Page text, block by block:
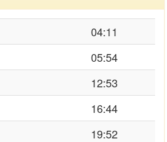
04:11
05:54
12:53
16:44
19:52